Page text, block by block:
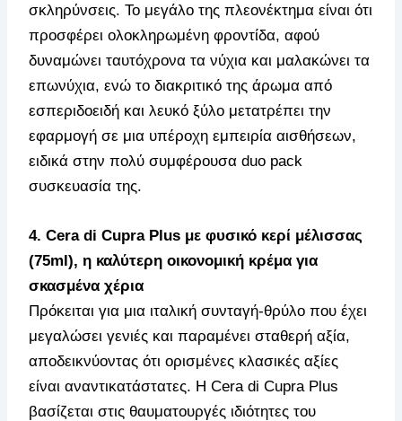
σκληρύνσεις. Το μεγάλο της πλεονέκτημα είναι ότι
προσφέρει ολοκληρωμένη φροντίδα, αφού
δυναμώνει ταυτόχρονα τα νύχια και μαλακώνει τα
επωνύχια, ενώ το διακριτικό της άρωμα από
εσπεριδοειδή και λευκό ξύλο μετατρέπει την
εφαρμογή σε μια υπέροχη εμπειρία αισθήσεων,
ειδικά στην πολύ συμφέρουσα duo pack
συσκευασία της.
4. Cera di Cupra Plus με φυσικό κερί μέλισσας
(75ml), η καλύτερη οικονομική κρέμα για
σκασμένα χέρια
Πρόκειται για μια ιταλική συνταγή-θρύλο που έχει
μεγαλώσει γενιές και παραμένει σταθερή αξία,
αποδεικνύοντας ότι ορισμένες κλασικές αξίες
είναι αναντικατάστατες. Η Cera di Cupra Plus
βασίζεται στις θαυματουργές ιδιότητες του